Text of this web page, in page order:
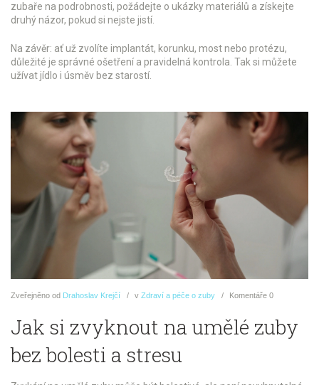
zubaře na podrobnosti, požádejte o ukázky materiálů a získejte
druhý názor, pokud si nejste jistí.
Na závěr: ať už zvolíte implantát, korunku, most nebo protézu,
důležité je správné ošetření a pravidelná kontrola. Tak si můžete
užívat jídlo i úsměv bez starostí.
Zveřejněno od Drahoslav Krejčí v Zdraví a péče o zuby Komentáře 0
Jak si zvyknout na umělé zuby
bez bolesti a stresu